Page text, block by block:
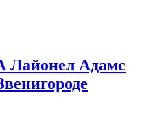
Адамс